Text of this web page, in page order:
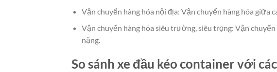
Vận chuyển hàng hóa nội địa: Vận chuyển hàng hóa giữa
Vận chuyển hàng hóa siêu trường, siêu trọng: Vận
nặng.
So sánh xe đầu kéo container với